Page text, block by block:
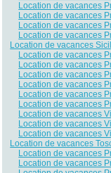
Location de vacances
Location de vacances
Location de vacances
Location de vacances
Location de vacances
Location de vacances
Location de vacances
Location de vacances
Location de vacances
Location de vacances
Location de vacances
Location de vacances
Location de vacances
Location de vacances
Location de vacances
Location de vacances
Location de vacances